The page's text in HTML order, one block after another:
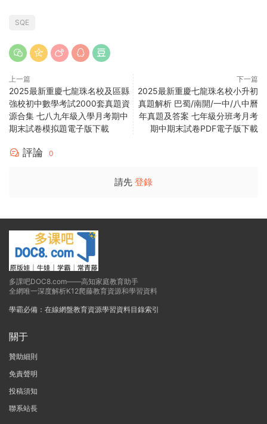
SQE
上一篇
2025最新重慶七龍珠名校及區縣
強校初中數學考試2000套真題資
源合集 七八九年級入學月考期中
期末試卷模拟題電子版下載
下一篇
2025最新重慶七龍珠名校小升初
真題解析 巴蜀/南開/一中/八中曆
年真題及答案 七年級分班考月考
期中期末試卷PDF電子版下載
評論 0
請先 登錄
多課吧DOC8.com——高知家庭教育助手
全網唯一深度解析K12爬藤教育資源和學習資料
學霸必備：在線網盤教育資源學習資料目錄索引
關于
贊助細則
免責聲明
投稿須知
聯系站長